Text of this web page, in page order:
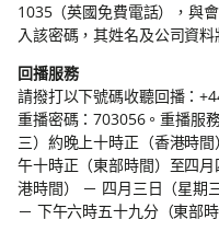
1035（英國免費電話），與
入該密碼，其姓名及公司資料
回播服務
請撥打以下號碼收聽回播：
重播密碼：703056。重播服
三）約晚上十時正（香港時
午十時正（東部時間）至四
港時間） － 四月三日（星期
－ 下午六時五十九分（東部